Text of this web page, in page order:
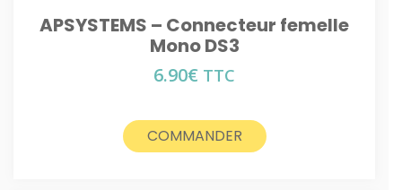
APSYSTEMS – Connecteur femelle
Mono DS3
6.90€ TTC
COMMANDER